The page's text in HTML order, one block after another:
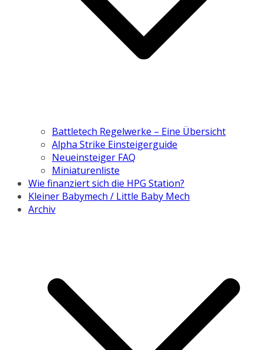
Battletech Regelwerke – Eine Übersicht
Alpha Strike Einsteigerguide
Neueinsteiger FAQ
Miniaturenliste
Wie finanziert sich die HPG Station?
Kleiner Babymech / Little Baby Mech
Archiv